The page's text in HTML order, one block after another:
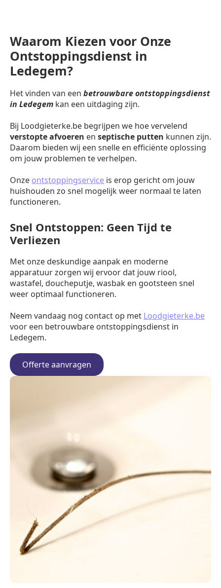
Waarom Kiezen voor Onze
Ontstoppingsdienst in
Ledegem?
Het vinden van een betrouwbare ontstoppingsdienst
in Ledegem kan een uitdaging zijn.
Bij Loodgieterke.be begrijpen we hoe vervelend
verstopte afvoeren en septische putten kunnen zijn.
Daarom bieden wij een snelle en efficiënte oplossing
om jouw problemen te verhelpen.
Onze ontstoppingservice is erop gericht om jouw
huishouden zo snel mogelijk weer normaal te laten
functioneren.
Snel Ontstoppen: Geen Tijd te
Verliezen
Met onze deskundige aanpak en moderne
apparatuur zorgen wij ervoor dat jouw riool,
wastafel, doucheputje, wasbak en gootsteen snel
weer optimaal functioneren.
Neem vandaag nog contact op met Loodgieterke.be
voor een betrouwbare ontstoppingsdienst in
Ledegem.
Offerte aanvragen